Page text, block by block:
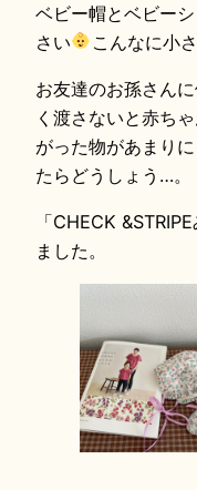
ベビー帽とベビー
さい
こんなに小
お友達のお孫さん
く渡さないと赤ち
がった物があまり
たらどうしょう…。
「CHECK
ました。